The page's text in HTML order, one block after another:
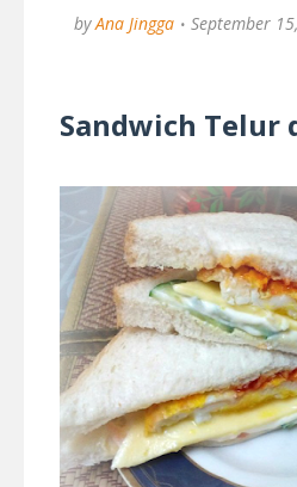
by Ana Jingga September
Sandwich Telur